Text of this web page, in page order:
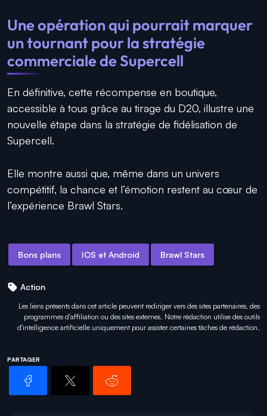
Une opération qui pourrait marquer
un tournant pour la stratégie
commerciale de Supercell
En définitive, cette récompense en boutique,
accessible à tous grâce au tirage du D20, illustre une
nouvelle étape dans la stratégie de fidélisation de
Supercell.
Elle montre aussi que, même dans un univers
compétitif, la chance et l’émotion restent au cœur de
l’expérience Brawl Stars.
Bons plans IOS et Android Brawl Stars
Action
Les liens présents dans cet article peuvent rediriger vers des sites partenaires, des
programmes d'affiliation ou des sites externes. Notre rédaction utilise des outils
d'intelligence artificielle uniquement pourassister certaines tâches de rédaction.
PARTAGER